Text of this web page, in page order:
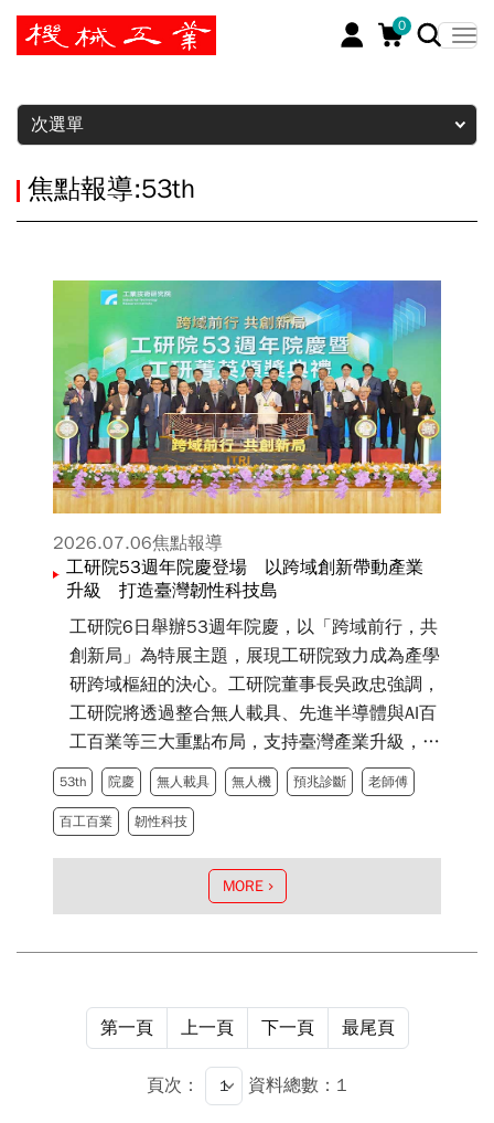
0
暫停
次選單
焦點報導:53th
2026.07.06焦點報導
工研院53週年院慶登場 以跨域創新帶動產業
升級 打造臺灣韌性科技島
工研院6日舉辦53週年院慶，以「跨域前行，共
創新局」為特展主題，展現工研院致力成為產學
研跨域樞紐的決心。工研院董事長吳政忠強調，
工研院將透過整合無人載具、先進半導體與AI百
工百業等三大重點布局，支持臺灣產業升級，打
造韌性科技島，成為更讓世界信賴的臺灣。
53th 院慶 無人載具 無人機 預兆診斷 老師傅
百工百業 韌性科技
MORE
第一頁 上一頁 下一頁 最尾頁
頁次： 資料總數：1